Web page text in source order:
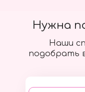
Наши
подобрать
Нужна